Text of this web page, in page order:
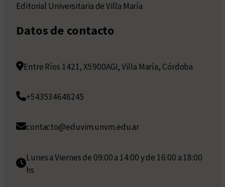
Editorial Universitaria de Villa María
Datos de contacto
Entre Ríos 1421, X5900AGI, Villa María, Córdoba
+543534648245
contacto@eduvim.unvm.edu.ar
Lunes a Viernes de 09:00 a 14:00 y de 16:00 a 18:00
hs